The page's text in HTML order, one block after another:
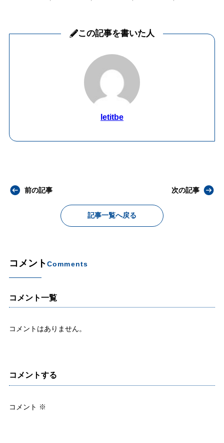
この記事を書いた人
letitbe
前の記事
記事一覧へ戻る
次の記事
コメントComments
コメント一覧
コメントはありません。
コメントする
コメント ※